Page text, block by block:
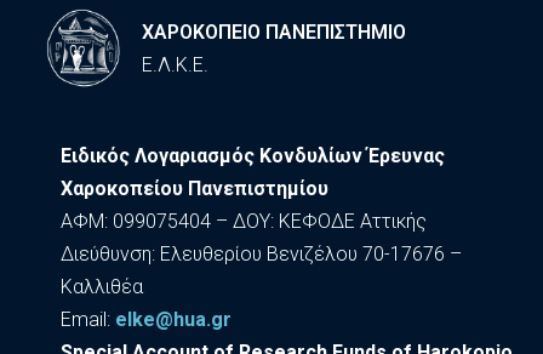
ΧΑΡΟΚΟΠΕΙΟ ΠΑΝΕΠΙΣΤΗΜΙΟ
Ε.Λ.Κ.Ε.
Ειδικός Λογαριασμός Κονδυλίων Έρευνας
Χαροκοπείου Πανεπιστημίου
ΑΦΜ: 099075404 – ΔΟΥ: ΚΕΦΟΔΕ Αττικής
Διεύθυνση: Ελευθερίου Βενιζέλου 70-17676 –
Καλλιθέα
Εmail: elke@hua.gr